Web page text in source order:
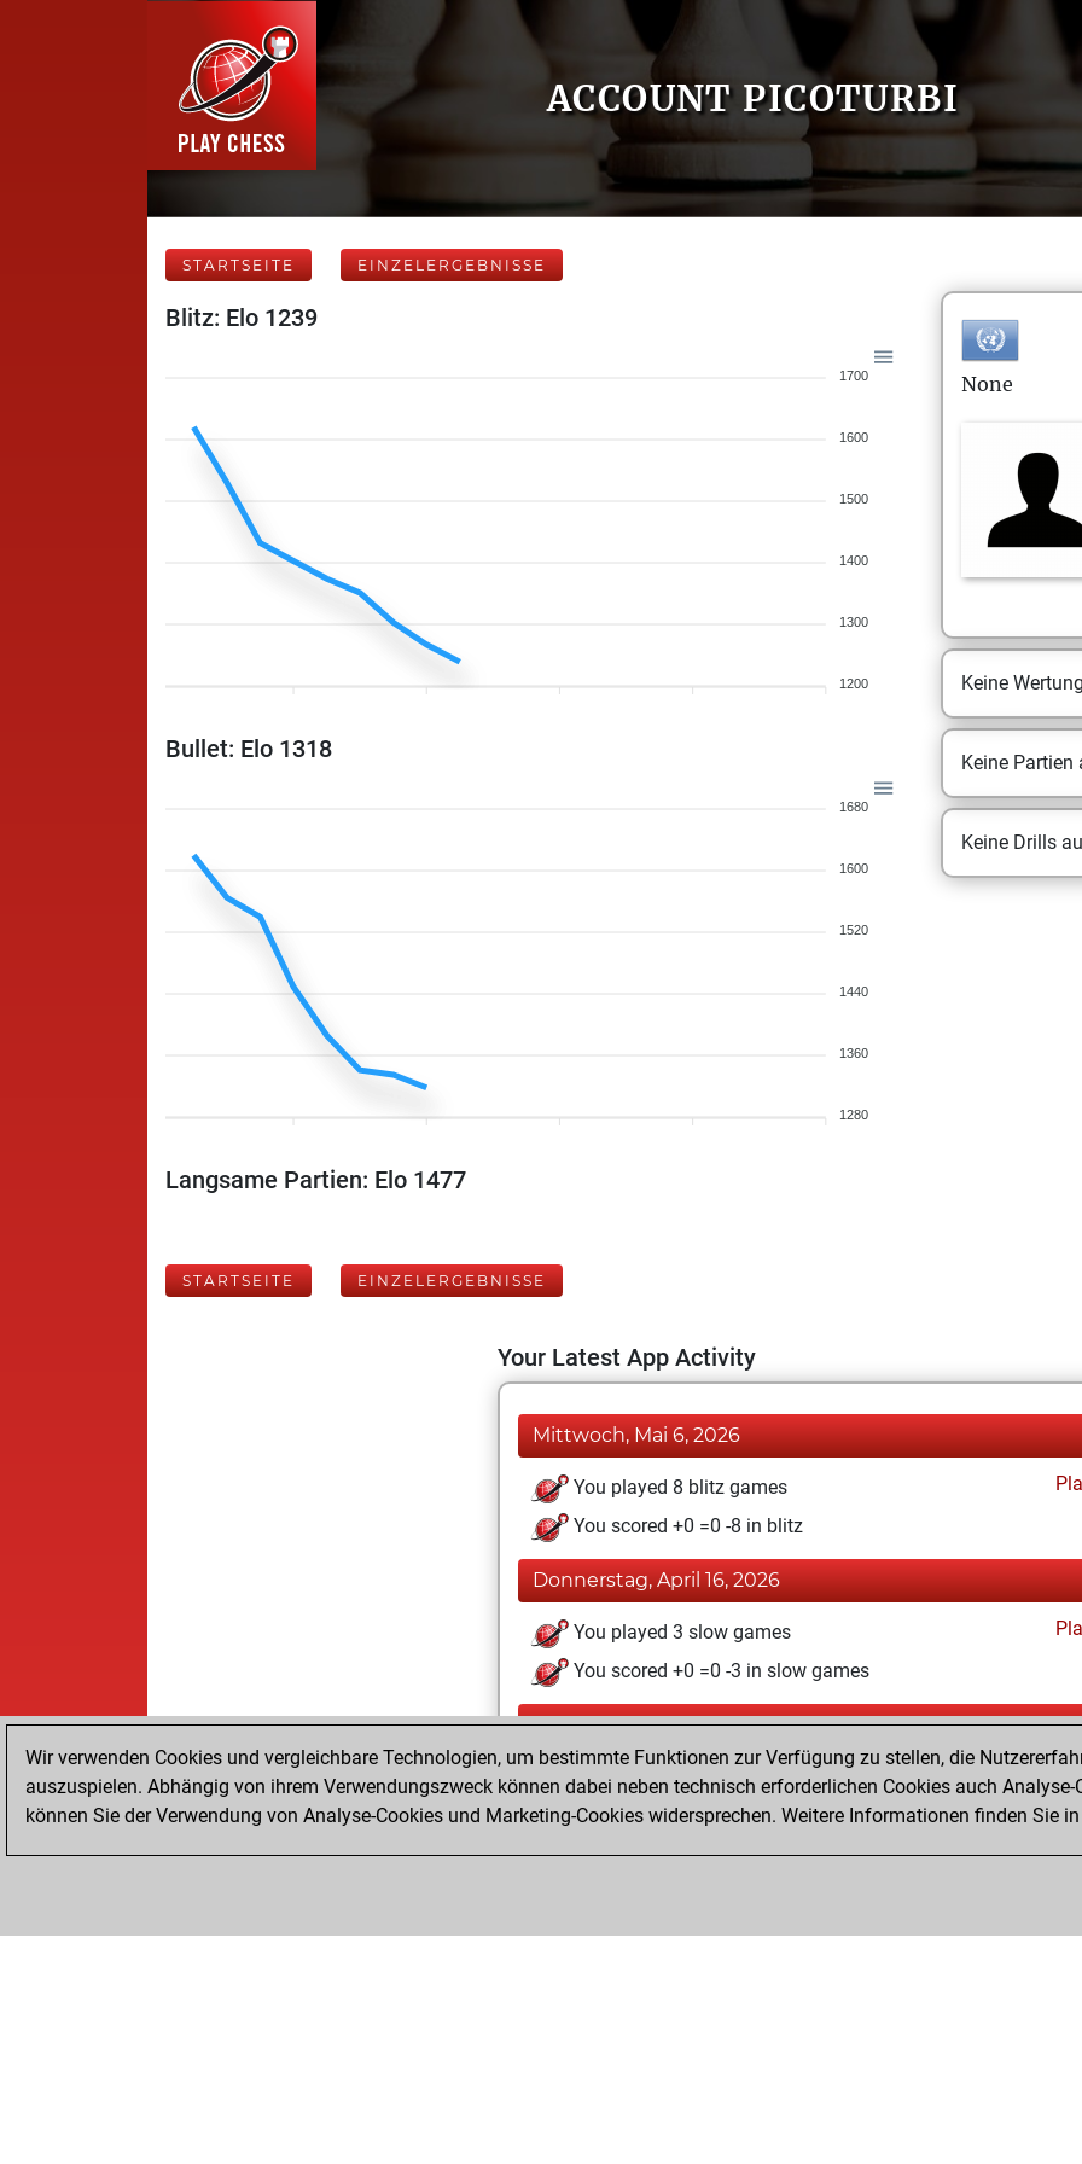
ACCOUNT PICOTURBI
STARTSEITE EINZELERGEBNISSE
Blitz: Elo 1239
1700
1600
1500
1400
1300
1200
Bullet: Elo 1318
1680
1600
1520
1440
1360
1280
Langsame Partien: Elo 1477
None
Keine
Keine
Keine Drills
STARTSEITE EINZELERGEBNISSE
Your Latest App Activity
Mittwoch, Mai 6, 2026
You played 8 blitz games
You scored +0 =0 -8 in blitz
Donnerstag, April 16, 2026
You played 3 slow games
You scored +0 =0 -3 in slow games
Montag, März 30, 2026
You played 7 bullet games
You scored +0 =0 -7 in bullet
Wir verwenden Cookies und vergleichbare Technologien, um bestimmte Funktionen zur Verfügung zu stellen, die
auszuspielen. Abhängig von ihrem Verwendungszweck können dabei neben technisch erforderlichen Cookies auch
können Sie der Verwendung von Analyse-Cookies und Marketing-Cookies widersprechen. Weitere Informationen finden Sie